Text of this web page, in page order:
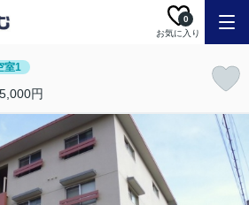
お気に入り
0
室1
円